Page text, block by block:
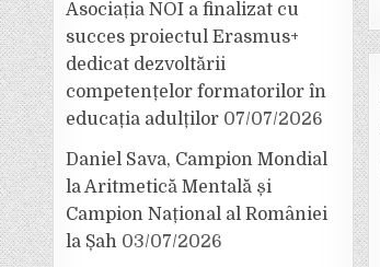
Asociația NOI a finalizat cu
succes proiectul Erasmus+
dedicat dezvoltării
competențelor formatorilor în
educația adulților 07/07/2026
Daniel Sava, Campion Mondial
la Aritmetică Mentală și
Campion Național al României
la Șah 03/07/2026